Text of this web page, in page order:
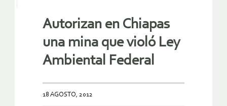
Autorizan en Chiapas
una mina que violó Ley
Ambiental Federal
18 AGOSTO, 2012